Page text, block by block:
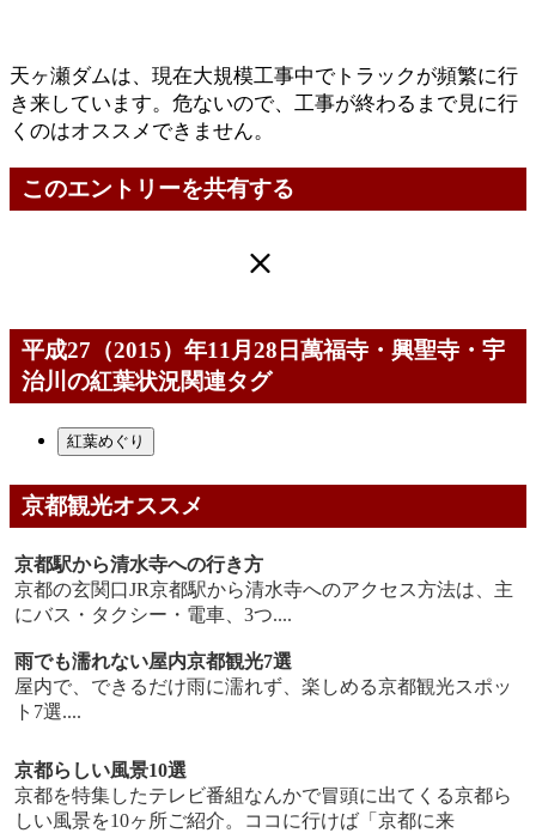
天ヶ瀬ダムは、現在大規模工事中でトラックが頻繁に行
き来しています。危ないので、工事が終わるまで見に行
くのはオススメできません。
このエントリーを共有する
平成27（2015）年11月28日萬福寺・興聖寺・宇
治川の紅葉状況関連タグ
紅葉めぐり
京都観光オススメ
京都駅から清水寺への行き方
京都の玄関口JR京都駅から清水寺へのアクセス方法は、主
にバス・タクシー・電車、3つ....
雨でも濡れない屋内京都観光7選
屋内で、できるだけ雨に濡れず、楽しめる京都観光スポッ
ト7選....
京都らしい風景10選
京都を特集したテレビ番組なんかで冒頭に出てくる京都ら
しい風景を10ヶ所ご紹介。ココに行けば「京都に来